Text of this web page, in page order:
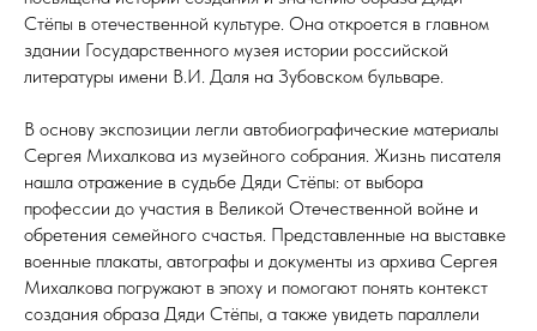
Стёпы в отечественной культуре. Она откроется в главном
здании Государственного музея истории российской
литературы имени В.И. Даля на Зубовском бульваре.
В основу экспозиции легли автобиографические материалы
Сергея Михалкова из музейного собрания. Жизнь писателя
нашла отражение в судьбе Дяди Стёпы: от выбора
профессии до участия в Великой Отечественной войне и
обретения семейного счастья. Представленные на выставке
военные плакаты, автографы и документы из архива Сергея
Михалкова погружают в эпоху и помогают понять контекст
создания образа Дяди Стёпы, а также увидеть параллели